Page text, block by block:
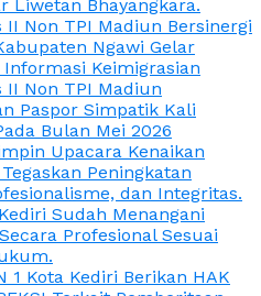
Liwetan Bhayangkara.
Non TPI Madiun Bersinergi
Ngawi Gelar
Informasi Keimigrasian
II Non TPI Madiun
Paspor Simpatik Kali
Bulan Mei 2026
Upacara Kenaikan
Peningkatan
dan Integritas.
Sudah Menangani
Profesional Sesuai
1 Kota Kediri Berikan HAK